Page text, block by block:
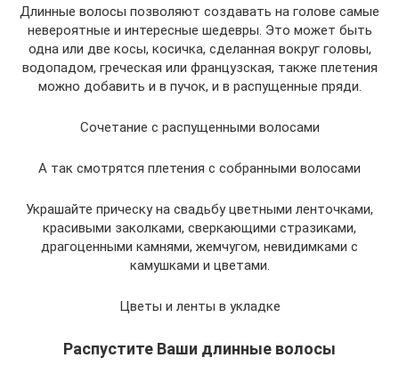
Длинные волосы позволяют создавать на голове самые
невероятные и интересные шедевры. Это может быть
одна или две косы, косичка, сделанная вокруг головы,
водопадом, греческая или французская, также плетения
можно добавить и в пучок, и в распущенные пряди.
Сочетание с распущенными волосами
А так смотрятся плетения с собранными волосами
Украшайте прическу на свадьбу цветными ленточками,
красивыми заколками, сверкающими стразиками,
драгоценными камнями, жемчугом, невидимками с
камушками и цветами.
Цветы и ленты в укладке
Распустите Ваши длинные волосы